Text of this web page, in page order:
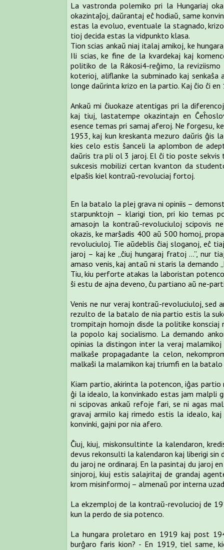
La vastronda polemiko pri la Hungariaj
okazintaĵoj, daŭrantaj eĉ hodiaŭ, same
estas la evoluo, eventuale la stagnado,
tioj decida estas la vidpunkto klasa.
Tion scias ankaŭ niaj italaj amikoj, ke
Ili scias, ke fine de la kvardekaj kaj
politiko de la Rákosi4-reĝimo, la
koterioj, aliflanke la subminado kaj
longe daŭrinta krizo en la partio. Kaj ĉio ĉi
Ankaŭ mi ĉiuokaze atentigas pri la
kaj tiuj, lastatempe okazintajn en
esence temas pri samaj aferoj. Ne forgesu,
1953, kaj kun kreskanta mezuro daŭris ĝis
kies celo estis ŝanceli la aplombon de
daŭris tra pli ol 3 jaroj. El ĉi tio poste
sukcesis mobilizi certan kvanton da
elpaŝis kiel kontraŭ-revoluciaj fortoj.
En la batalo la plej grava ni opiniis –
starpunktojn – klarigi tion, pri kio temas
amasojn la kontraŭ-revoluciuloj scipovis
okazis, ke marŝadis 400 aŭ 500 homoj,
revoluciuloj. Tie aŭdeblis ĉiaj sloganoj, eĉ
jaroj – kaj ke „ĉiuj hungaraj fratoj …”, nur
amaso venis, kaj antaŭ ni staris la demando
Tiu, kiu perforte atakas la laboristan
ŝi estu de ajna deveno, ĉu partiano aŭ ne-
Venis ne nur veraj kontraŭ-revoluciuloj, sed
rezulto de la batalo de nia partio estis la
trompitajn homojn disde la politike
la popolo kaj socialismo. La demando
opinias la distingon inter la veraj
malkaŝe propagadante la celon,
malkaŝi la malamikon kaj triumfi en la
Kiam partio, akirinta la potencon, iĝas
ĝi la idealo, la konvinkado estas jam malpli
ni scipovas ankaŭ refoje fari, se ni agas
gravaj armilo kaj rimedo estis la idealo,
konvinki, gajni por nia afero.
Ĉiuj, kiuj, miskonsultinte la kalendaron,
devus rekonsulti la kalendaron kaj liberigi
du jaroj ne ordinaraj. En la pasintaj du jaroj
sinjoroj, kiuj estis salajritaj de grandaj
krom misinformoj – almenaŭ por interna
La ekzemploj de la kontraŭ-revolucioj de
kun la perdo de sia potenco.
La hungara proletaro en 1919 kaj post
burĝaro faris kion? - En 1919, tiel same,